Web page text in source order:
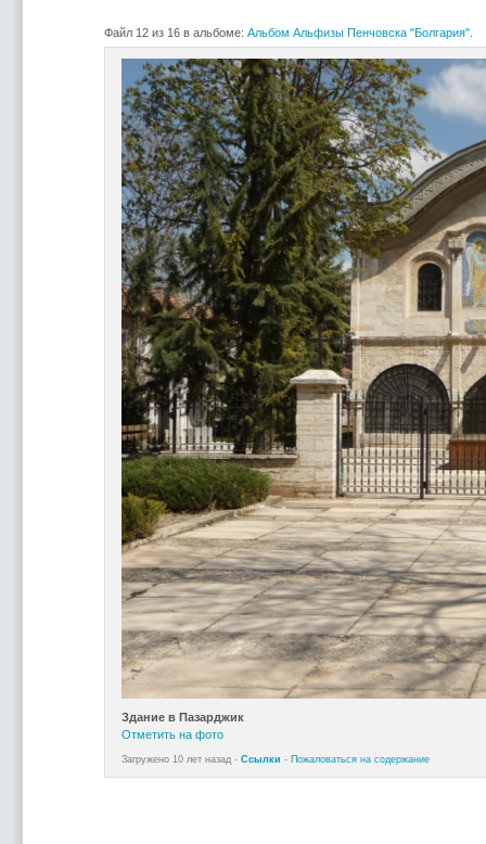
Файл 12 из 16 в альбоме: Альбом Альфизы Пенчовска "Болгария".
Здание в Пазарджик
Отметить на фото
Загружено 10 лет назад - Ссылки - Пожаловаться на содержание